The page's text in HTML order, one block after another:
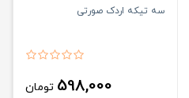
سه تیکه اردک صورتی
598,000 تومان